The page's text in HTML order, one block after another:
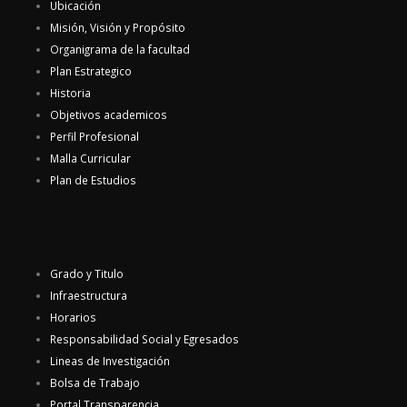
Ubicación
Misión, Visión y Propósito
Organigrama de la facultad
Plan Estrategico
Historia
Objetivos academicos
Perfil Profesional
Malla Curricular
Plan de Estudios
Grado y Titulo
Infraestructura
Horarios
Responsabilidad Social y Egresados
Lineas de Investigación
Bolsa de Trabajo